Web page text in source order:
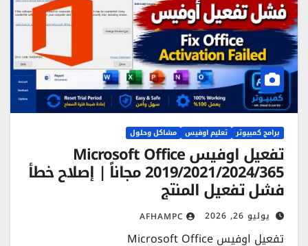
برامج كمبيوتر تعليم اوفيس مشاكل وحلول
تفعيل اوفيس Microsoft Office
2019/2021/2024/365 مجاناً | إصلاح خطأ
فشل تفعيل المنتج
يوليو 26, 2026 AFHAMPC
تفعيل اوفيس Microsoft Office